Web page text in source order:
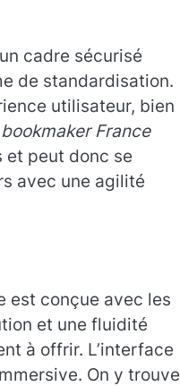
cadre sécurisé
de standardisation.
utilisateur, bien
France
et peut donc se
avec une agilité
est conçue avec les
et une fluidité
à offrir. L’interface
On y trouve